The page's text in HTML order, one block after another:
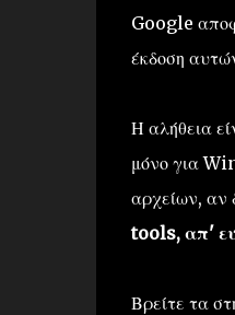
Google
έκδοση
Η αλήθεια
μόνο για
αρχείων, αν
tools, απ'
Βρείτε τα